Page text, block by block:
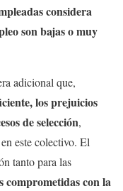
considera
son bajas o muy
adicional que,
los prejuicios
de selección,
este colectivo. El
tanto para las
comprometidas con la